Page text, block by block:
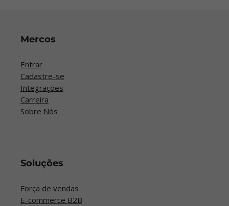
Mercos
Entrar
Cadastre-se
Integrações
Carreira
Sobre Nós
Soluções
Força de vendas
E-commerce B2B